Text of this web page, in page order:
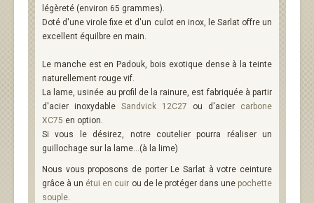
légèreté (environ 65 grammes).
Doté d'une virole fixe et d'un culot en inox, le Sarlat offre un
excellent équilbre en main.
Le manche est en Padouk, bois exotique dense à la teinte
naturellement rouge vif.
La lame, usinée au profil de la rainure, est fabriquée à partir
d'acier inoxydable Sandvick 12C27 ou d'acier carbone
XC75 en option.
Si vous le désirez, notre coutelier pourra réaliser un
guillochage sur la lame...(à la lime)
Nous vous proposons de porter Le Sarlat à votre ceinture
grâce à un étui en cuir ou de le protéger dans une pochette
souple.